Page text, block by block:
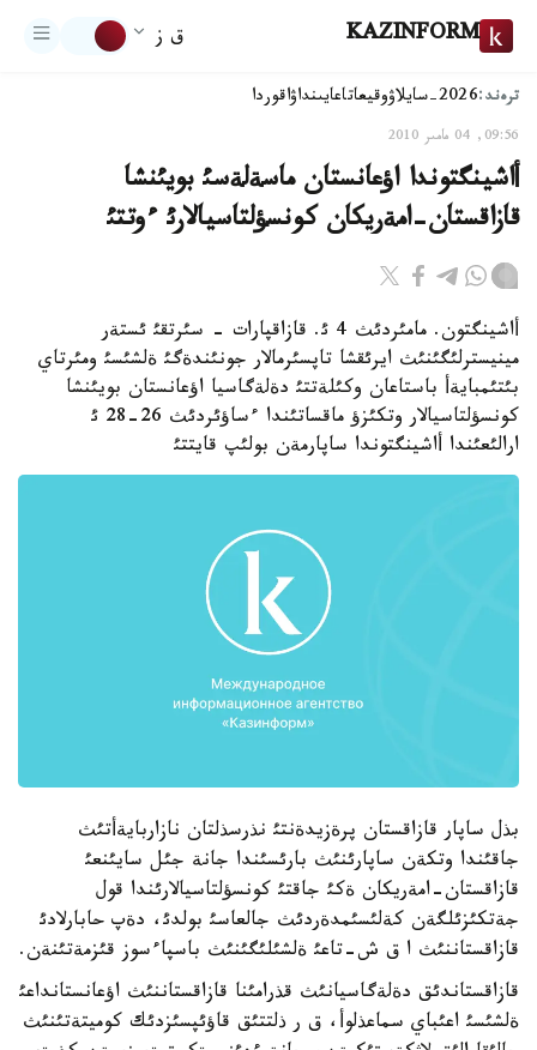
KAZINFORM ق ز
ترەند:2026-سايلاۋ وقيعاتاعايىنداۋاقوردا
09:56, 04 مامىر 2010
أاشينگتوندا اؤعانستان ماسةلةسئ بويئنشا
قازاقستان-امةريكان كونسؤلتاسيالارئ ءوتتئ
أاشينگتون. مامئردئث 4 ئ. قازاقپارات - سئرتقئ ئستةر
مينيسترلئگئنئث ايرئقشا تاپسئرمالار جونئندةگئ ةلشئسئ ومئرتاي
بئتئمبايةأ باستاعان وكئلةتتئ دةلةگاسيا اؤعانستان بويئنشا
كونسؤلتاسيالار وتكئزؤ ماقساتئندا ءساؤئردئث 26-28 ئ
ارالئعئندا أاشينگتوندا ساپارمةن بولئپ قايتتئ
بذل ساپار قازاقستان پرةزيدةنتئ نذرسذلتان نازاربايةأتئث
جاقئندا وتكةن ساپارئنئث بارئسئندا جانة جئل سايئنعئ
قازاقستان-امةريكان ةكئ جاقتئ كونسؤلتاسيالارئندا قول
جةتكئزئلگةن كةلئسئمدةردئث جالعاسئ بولدئ، دةپ حابارلادئ
قازاقستاننئث ا ق ش-تاعئ ةلشئلئگئنئث باسپاءسوز قئزمةتئنةن.
قازاقستاندئق دةلةگاسيانئث قذرامئنا قازاقستاننئث اؤعانستانداعئ
ةلشئسئ اعئباي سماعذلوأ، ق ر ذلتتئق قاؤئپسئزدئك كوميتةتئنئث